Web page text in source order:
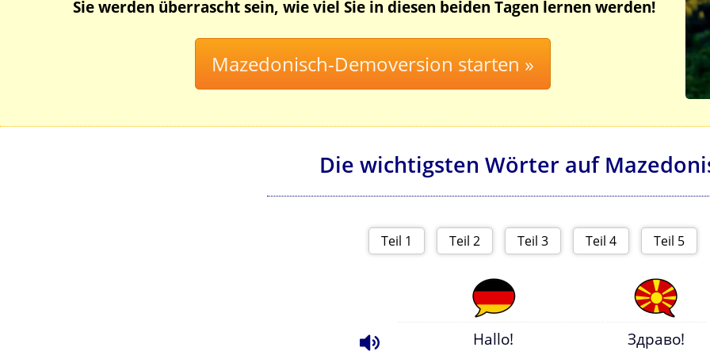
Sie werden überrascht sein, wie viel Sie in diesen beiden Tagen lernen werden!
Die wichtigsten Wörter auf
Hallo! Здраво!